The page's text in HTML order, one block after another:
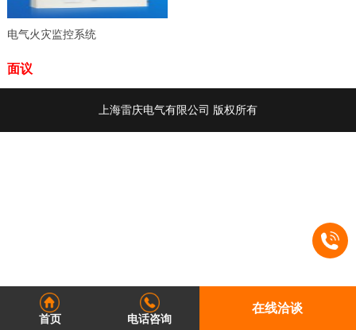
电气火灾监控系统
面议
上海雷庆电气有限公司 版权所有
首页 电话咨询
在线洽谈